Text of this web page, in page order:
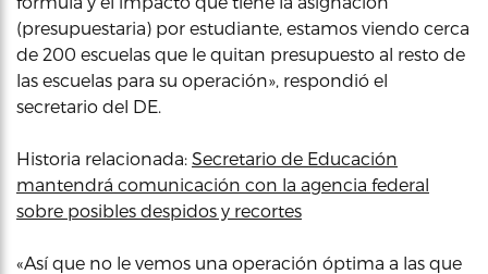
(presupuestaria) por estudiante, estamos viendo cerca
de 200 escuelas que le quitan presupuesto al resto de
las escuelas para su operación», respondió el
secretario del DE.
Historia relacionada: Secretario de Educación
mantendrá comunicación con la agencia federal
sobre posibles despidos y recortes
«Así que no le vemos una operación óptima a las que